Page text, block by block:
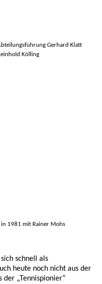
Gerhard Klatt
Kölling
in 1981 mit Rainer Mohs
schnell als
heute noch nicht aus der
der „Tennispionier“